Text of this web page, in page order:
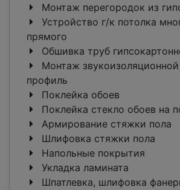
Монтаж перегородок из
Устройство г/к потолка
прямого
Обшивка труб
Монтаж
профиль
Поклейка обоев
Поклейка стекло обоев на
Армирование стяжки пола
Шлифовка стяжки пола
Напольные покрытия
Укладка ламината
Шпатлевка, шлифовка